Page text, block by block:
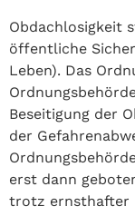
Obdachlosigkeit
öffentliche
Leben). Das
Beseitigung der
der
erst dann
trotz ernsthafter